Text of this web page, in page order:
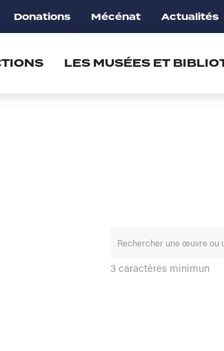
Donations Mécénat Actualités
LES MUSÉES ET